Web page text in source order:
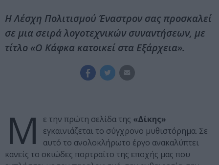
Η Λέσχη Πολιτισμού Έναστρον σας προσκαλεί
σε μια σειρά λογοτεχνικών συναντήσεων, με
τίτλο «Ο Κάφκα κατοικεί στα Εξάρχεια».
Μ ε την πρώτη σελίδα της «Δίκης»
εγκαινιάζεται το σύγχρονο μυθιστόρημα. Σε
αυτό το ανολοκλήρωτο έργο ανακαλύπτει
κανείς το σκιώδες πορτραίτο της εποχής μας που